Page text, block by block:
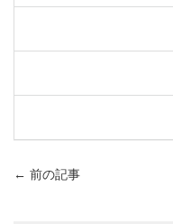
← 前の記事